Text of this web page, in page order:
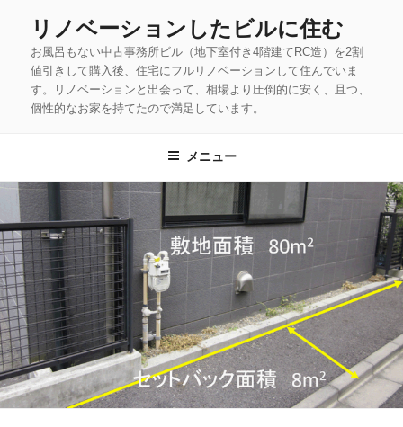
キ
プ
リノベーションしたビルに住む
お風呂もない中古事務所ビル（地下室付き4階建てRC造）を2割
値引きして購入後、住宅にフルリノベーションして住んでいま
す。リノベーションと出会って、相場より圧倒的に安く、且つ、
個性的なお家を持てたので満足しています。
メニュー